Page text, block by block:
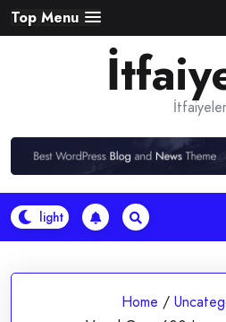
Skip
to
Top Menu
İtfaiyeler
Home /